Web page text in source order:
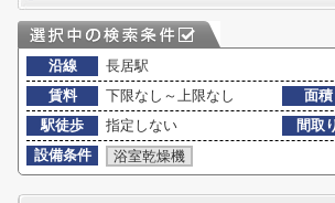
沿線
長居駅
賃料
下限なし～上限なし 面積
駅徒歩
指定しない 間取
設備条件
浴室乾燥機